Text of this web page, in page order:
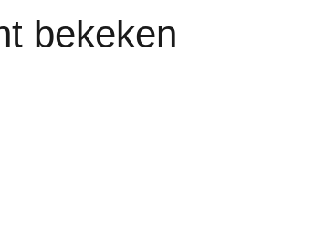
bekeken